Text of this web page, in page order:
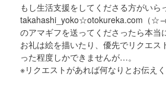
もし生活支援をしてくださる方がいら
takahashi_yoko☆otokureka.com（
のアマギフを送ってくださったら本当
お礼は絵を描いたり、優先でリクエス
った程度しかできませんが…。
※リクエストがあれば何なりとお伝えく